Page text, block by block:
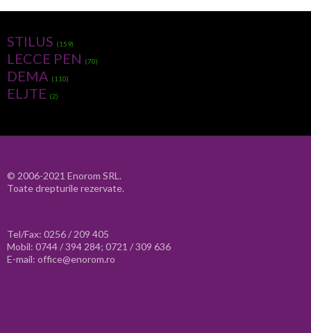
STILUS (159)
LECCE PEN (70)
DEMA (110)
ELJTE (2)
© 2006-2021 Enorom SRL.
Toate drepturile rezervate.
Tel/Fax: 0256 / 209 405
Mobil: 0744 / 394 284; 0721 / 309 636
E-mail: office@enorom.ro